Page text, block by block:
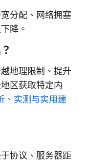
分配、网络拥塞
降。
地理限制、提升
区获取特定内
、实测与实用建
协议、服务器距